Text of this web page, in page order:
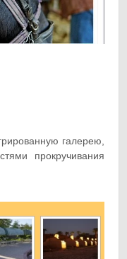
галерею,
прокручивания